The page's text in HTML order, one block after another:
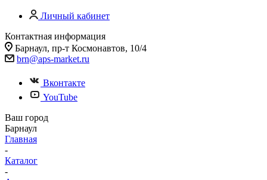
Личный кабинет
Контактная информация
Барнаул, пр-т Космонавтов, 10/4
brn@aps-market.ru
Вконтакте
YouTube
Ваш город
Барнаул
Главная
-
Каталог
-